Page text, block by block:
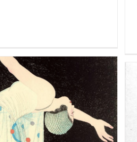
– HAYASHI Tadamasa
franco-japonaises